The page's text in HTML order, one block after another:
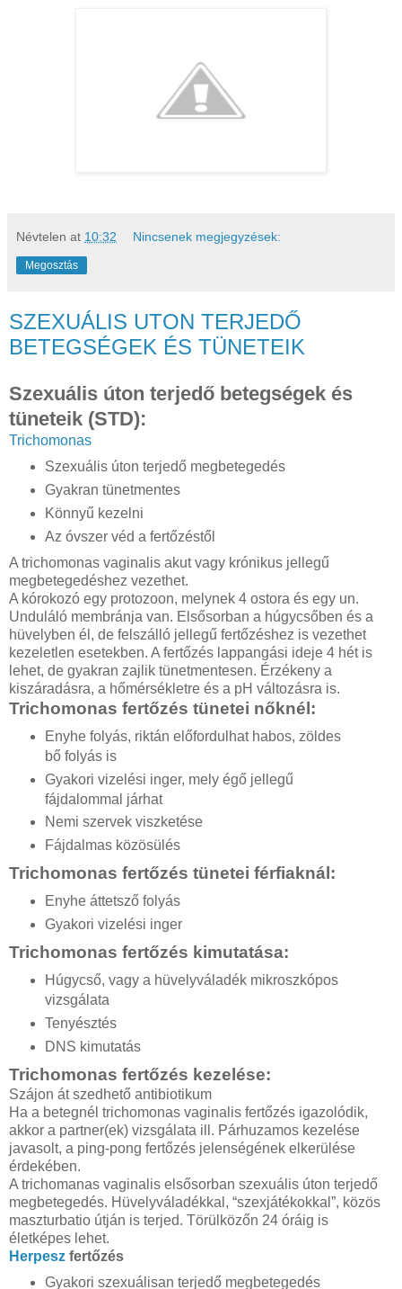
Névtelen at 10:32 Nincsenek megjegyzések:
Megosztás
SZEXUÁLIS UTON TERJEDŐ
BETEGSÉGEK ÉS TÜNETEIK
Szexuális úton terjedő betegségek és
tüneteik (STD):
Trichomonas
Szexuális úton terjedő megbetegedés
Gyakran tünetmentes
Könnyű kezelni
Az óvszer véd a fertőzéstől
A trichomonas vaginalis akut vagy krónikus jellegű
megbetegedéshez vezethet.
A kórokozó egy protozoon, melynek 4 ostora és egy un.
Unduláló membránja van. Elsősorban a húgycsőben és a
hüvelyben él, de felszálló jellegű fertőzéshez is vezethet
kezeletlen esetekben. A fertőzés lappangási ideje 4 hét is
lehet, de gyakran zajlik tünetmentesen. Érzékeny a
kiszáradásra, a hőmérsékletre és a pH változásra is.
Trichomonas fertőzés tünetei nőknél:
Enyhe folyás, riktán előfordulhat habos, zöldes
bő folyás is
Gyakori vizelési inger, mely égő jellegű
fájdalommal járhat
Nemi szervek viszketése
Fájdalmas közösülés
Trichomonas fertőzés tünetei férfiaknál:
Enyhe áttetsző folyás
Gyakori vizelési inger
Trichomonas fertőzés kimutatása:
Húgycső, vagy a hüvelyváladék mikroszkópos
vizsgálata
Tenyésztés
DNS kimutatás
Trichomonas fertőzés kezelése:
Szájon át szedhető antibiotikum
Ha a betegnél trichomonas vaginalis fertőzés igazolódik,
akkor a partner(ek) vizsgálata ill. Párhuzamos kezelése
javasolt, a ping-pong fertőzés jelenségének elkerülése
érdekében.
A trichomanas vaginalis elsősorban szexuális úton terjedő
megbetegedés. Hüvelyváladékkal, “szexjátékokkal”, közös
maszturbatio útján is terjed. Törülközőn 24 óráig is
életképes lehet.
Herpesz fertőzés
Gyakori szexuálisan terjedő megbetegedés